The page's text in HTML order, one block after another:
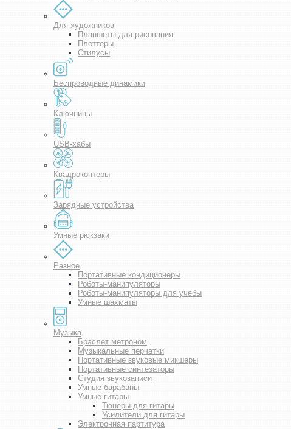
Для художников
Планшеты для рисования
Плоттеры
Стилусы
Беспроводные динамики
Ключницы
USB-хабы
Квадрокоптеры
Зарядные устройства
Умные рюкзаки
Разное
Портативные кондиционеры
Роботы-манипуляторы
Роботы-манипуляторы для учебы
Умные шахматы
Музыка
Браслет метроном
Музыкальные перчатки
Портативные звуковые микшеры
Портативные синтезаторы
Студия звукозаписи
Умные барабаны
Умные гитары
Тюнеры для гитары
Усилители для гитары
Электронная партитура